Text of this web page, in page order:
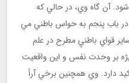
آن گاه وي، در حالي كه
در باب پنجم به حواس باطني مي
قواي باطنيِ مطرح در علم
بر وحدت نفس و اين واقعيت
دارد. وي همچنين برخي آرأ